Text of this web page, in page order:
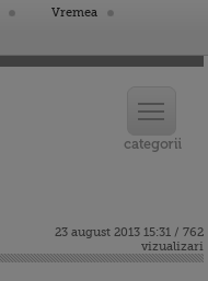
Vremea
23 august 2013 15:31 / 762
vizualizari